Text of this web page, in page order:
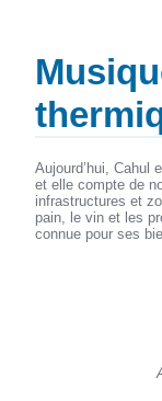
Aujourd’hui, Cahul
et elle compte de
infrastructures et
pain, le vin et les
connue pour ses